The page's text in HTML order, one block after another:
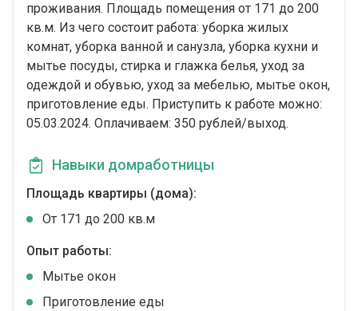
проживания. Площадь помещения от 171 до 200
кв.м. Из чего состоит работа: уборка жилых
комнат, уборка ванной и санузла, уборка кухни и
мытье посуды, стирка и глажка белья, уход за
одеждой и обувью, уход за мебелью, мытье окон,
приготовление еды. Приступить к работе можно:
05.03.2024. Оплачиваем: 350 рублей/выход.
Навыки домработницы
Площадь квартиры (дома):
От 171 до 200 кв.м
Опыт работы:
Мытье окон
Приготовление еды